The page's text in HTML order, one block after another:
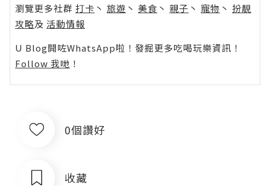
瀏覽更多社群 打卡 丶 旅遊 丶 美食 丶 親子 丶 寵物 丶 扮靚
攻略及 活動情報
U Blog開咗WhatsApp啦！發掘更多吃喝玩樂資訊！
Follow 我哋 ！
0個讚好
收藏